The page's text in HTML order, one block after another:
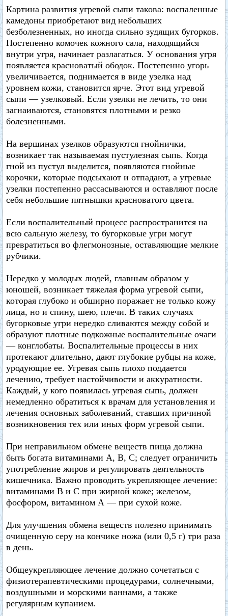
Картина развития угревой сыпи такова: воспаленные
камедоны приобретают вид небольших
безболезненных, но иногда сильно зудящих бугорков.
Постепенно комочек кожного сала, находящийся
внутри угря, начинает разлагаться. У основания угря
появляется красноватый ободок. Постепенно угорь
увеличивается, поднимается в виде узелка над
уровнем кожи, становится ярче. Этот вид угревой
сыпи — узелковый. Если узелки не лечить, то они
загнаиваются, становятся плотными и резко
болезненными.
На вершинах узелков образуются гнойнички,
возникает так называемая пустулезная сыпь. Когда
гной из пустул выделится, появляются гнойные
корочки, которые подсыхают и отпадают, а угревые
узелки постепенно рассасываются и оставляют после
себя небольшие пятнышки красноватого цвета.
Если воспалительный процесс распространится на
всю сальную железу, то бугорковые угри могут
превратиться во флегмонозные, оставляющие мелкие
рубчики.
Нередко у молодых людей, главным образом у
юношей, возникает тяжелая форма угревой сыпи,
которая глубоко и обширно поражает не только кожу
лица, но и спину, шею, плечи. В таких случаях
бугорковые угри нередко сливаются между собой и
образуют плотные подкожные воспалительные очаги
— конглобаты. Воспалительные процессы в них
протекают длительно, дают глубокие рубцы на коже,
уродующие ее. Угревая сыпь плохо поддается
лечению, требует настойчивости и аккуратности.
Каждый, у кого появилась угревая сыпь, должен
немедленно обратиться к врачам для установления и
лечения основных заболеваний, ставших причиной
возникновения тех или иных форм угревой сыпи.
При неправильном обмене веществ пища должна
быть богата витаминами А, В, С; следует ограничить
употребление жиров и регулировать деятельность
кишечника. Важно проводить укрепляющее лечение:
витаминами В и С при жирной коже; железом,
фосфором, витамином А — при сухой коже.
Для улучшения обмена веществ полезно принимать
очищенную серу на кончике ножа (или 0,5 г) три раза
в день.
Общеукрепляющее лечение должно сочетаться с
физиотерапевтическими процедурами, солнечными,
воздушными и морскими ваннами, а также
регулярным купанием.